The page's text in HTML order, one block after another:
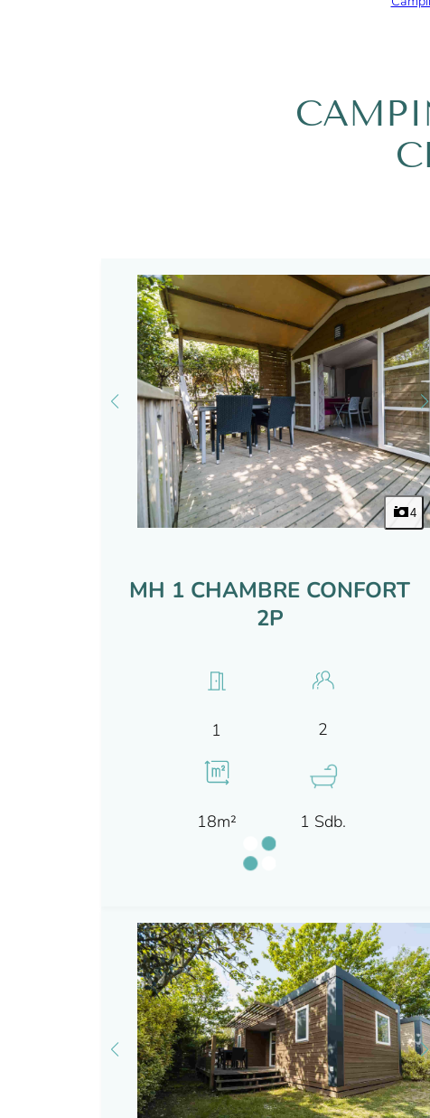
4
MH 1 CHAMBRE CONFORT
2P
1 2
18m² 1 Sdb.